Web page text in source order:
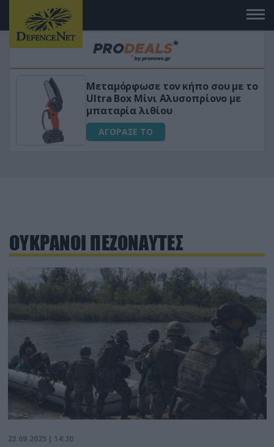
Μεταμόρφωσε τον κήπο σου με το
Ultra Box Μίνι Αλυσοπρίονο με
μπαταρία λιθίου
ΑΓΟΡΑΣΕ ΤΟ
ΟΥΚΡΑΝΟΙ ΠΕΖΟΝΑΥΤΕΣ
23.09.2025 | 14:30